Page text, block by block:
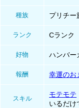
種族 プリチー
ランク Cランク
好物 ハンバー
報酬 幸運のお
スキル
モテモテ
いるだけ